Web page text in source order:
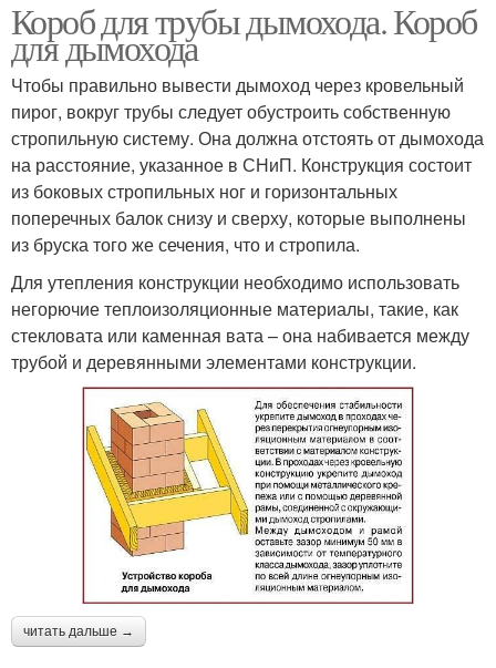
Короб для трубы дымохода. Короб
для дымохода
Чтобы правильно вывести дымоход через кровельный
пирог, вокруг трубы следует обустроить собственную
стропильную систему. Она должна отстоять от дымохода
на расстояние, указанное в СНиП. Конструкция состоит
из боковых стропильных ног и горизонтальных
поперечных балок снизу и сверху, которые выполнены
из бруска того же сечения, что и стропила.
Для утепления конструкции необходимо использовать
негорючие теплоизоляционные материалы, такие, как
стекловата или каменная вата – она набивается между
трубой и деревянными элементами конструкции.
читать дальше →